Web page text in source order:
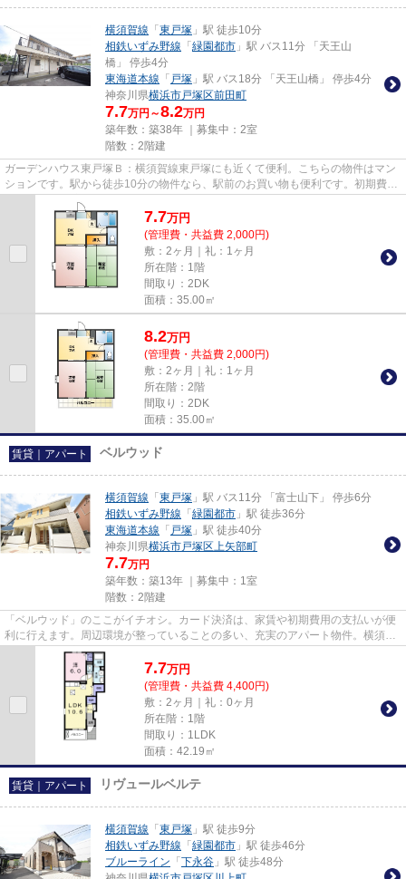
横須賀線 「 東戸塚 」駅 徒歩10分
相鉄いずみ野線 「 緑園都市 」駅 バス11分 「天王山
橋」 停歩4分
東海道本線 「 戸塚 」駅 バス18分 「天王山橋」 停歩4分
神奈川県横浜市戸塚区前田町
7.7万円～8.2万円
築年数：築38年 ｜募集中： 2室
階数：2階建
ガーデンハウス東戸塚Ｂ：横須賀線東戸塚にも近くて便利。こちらの物件はマン
ションです。駅から徒歩10分の物件なら、駅前のお買い物も便利です。初期費用
はカードで決済いただけます...
7.7万円
(管理費・共益費 2,000円)
敷：2ヶ月｜礼：1ヶ月
所在階：1階
間取り：2DK
面積：35.00㎡
8.2万円
(管理費・共益費 2,000円)
敷：2ヶ月｜礼：1ヶ月
所在階：2階
間取り：2DK
面積：35.00㎡
賃貸｜アパート ベルウッド
横須賀線 「 東戸塚 」駅 バス11分 「富士山下」 停歩6分
相鉄いずみ野線 「 緑園都市 」駅 徒歩36分
東海道本線 「 戸塚 」駅 徒歩40分
神奈川県横浜市戸塚区上矢部町
7.7万円
築年数：築13年 ｜募集中： 1室
階数：2階建
「ベルウッド」のここがイチオシ。カード決済は、家賃や初期費用の支払いが便
利に行えます。周辺環境が整っていることの多い、充実のアパート物件。横須賀
線東戸塚を中心に数多くの不...
7.7万円
(管理費・共益費 4,400円)
敷：2ヶ月｜礼：0ヶ月
所在階：1階
間取り：1LDK
面積：42.19㎡
賃貸｜アパート リヴュールベルテ
横須賀線 「 東戸塚 」駅 徒歩9分
相鉄いずみ野線 「 緑園都市 」駅 徒歩46分
ブルーライン 「 下永谷 」駅 徒歩48分